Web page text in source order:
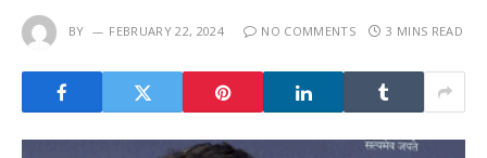
BY FEBRUARY 22, 2024 NO COMMENTS 3 MINS READ